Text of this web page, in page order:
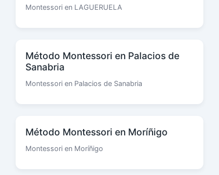
Montessori en LAGUERUELA
Método Montessori en Palacios de
Sanabria
Montessori en Palacios de Sanabria
Método Montessori en Moríñigo
Montessori en Moríñigo